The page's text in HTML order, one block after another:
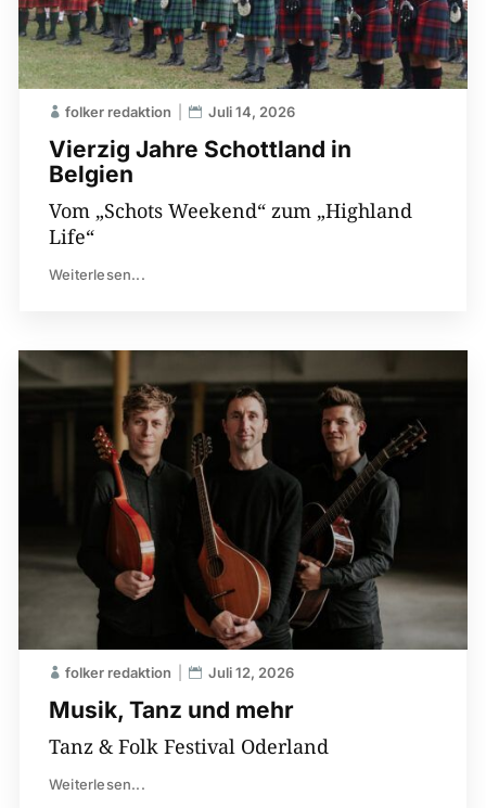
Vierzig Jahre Schottland in
Belgien
folker redaktion Juli 14, 2026
Vom „Schots Weekend“ zum „Highland
Life“
Weiterlesen...
Musik, Tanz und mehr
folker redaktion Juli 12, 2026
Tanz & Folk Festival Oderland
Weiterlesen...